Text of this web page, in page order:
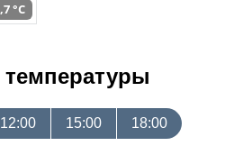
°C
температуры
12:00 15:00 18:00